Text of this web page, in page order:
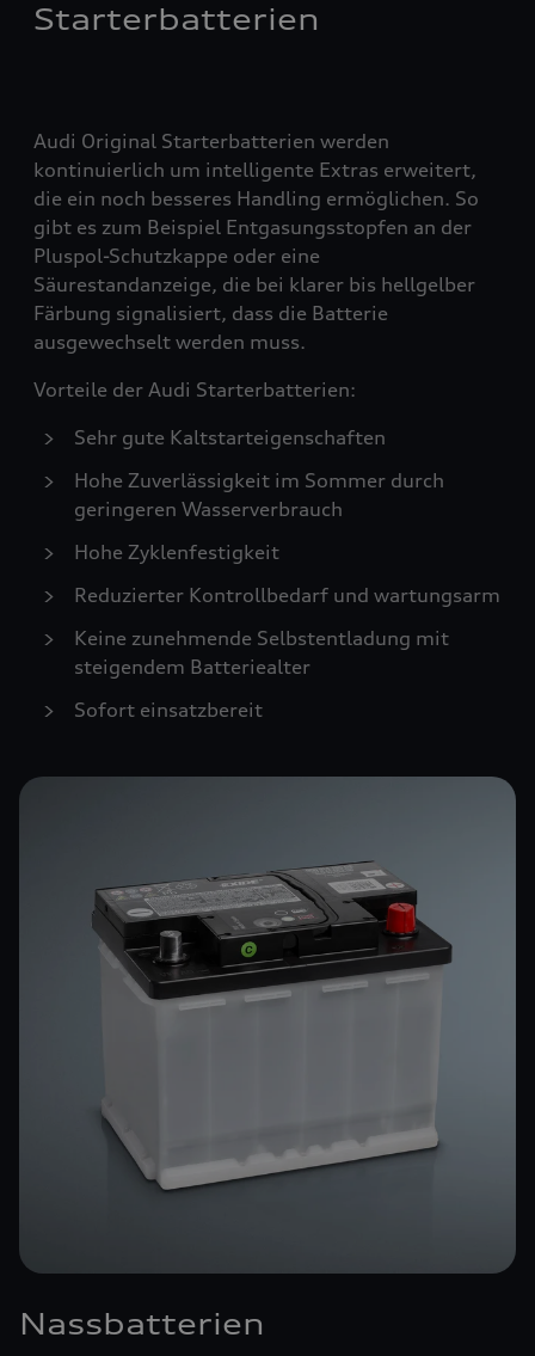
Starterbatterien
Audi Original Starterbatterien werden
kontinuierlich um intelligente Extras erweitert,
die ein noch besseres Handling ermöglichen. So
gibt es zum Beispiel Entgasungsstopfen an der
Pluspol-Schutzkappe oder eine
Säurestandanzeige, die bei klarer bis hellgelber
Färbung signalisiert, dass die Batterie
ausgewechselt werden muss.
Vorteile der Audi Starterbatterien:
Sehr gute Kaltstarteigenschaften
Hohe Zuverlässigkeit im Sommer durch
geringeren Wasserverbrauch
Hohe Zyklenfestigkeit
Reduzierter Kontrollbedarf und wartungsarm
Keine zunehmende Selbstentladung mit
steigendem Batteriealter
Sofort einsatzbereit
Nassbatterien